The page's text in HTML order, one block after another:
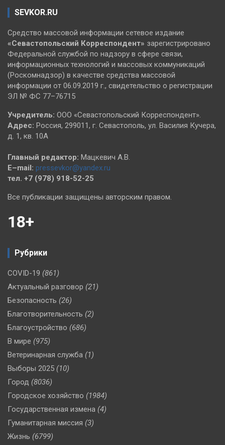
SEVKOR.RU
Средство массовой информации сетевое издание
«Севастопольский Корреспондент» зарегистрировано
Федеральной службой по надзору в сфере связи,
информационных технологий и массовых коммуникаций
(Роскомнадзор) в качестве средства массовой
информации от 06.09.2019 г., свидетельство о регистрации
ЭЛ № ФС 77–76715
Учредитель: ООО «Севастопольский Корреспондент».
Адрес: Россия, 299011, г. Севастополь, ул. Василия Кучера,
д. 1, кв. 10А
Главный редактор: Мацкевич А.В.
E–mail: pressevkor@yandex.ru
тел. +7 (978) 918-52-25
Все публикации защищены авторским правом.
18+
Рубрики
COVID-19 (861)
Актуальный разговор (21)
Безопасность (26)
Благотворительность (2)
Благоустройство (686)
В мире (975)
Ветеринарная служба (1)
Выборы 2025 (10)
Город (8036)
Городское хозяйство (1984)
Государственная измена (4)
Гуманитарная миссия (3)
Жизнь (6799)